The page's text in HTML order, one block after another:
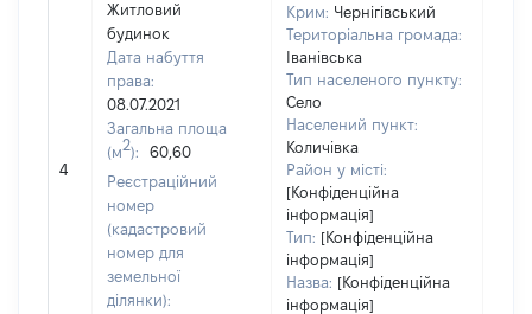
4
Житловий
будинок
Дата набуття
права:
08.07.2021
Загальна площа
(м2):
60,60
Реєстраційний
номер
(кадастровий
номер для
земельної
ділянки):
Крим: Чернігівський
Територіальна громада:
Іванівська
Тип населеного пункту:
Село
Населений пункт:
Количівка
Район у місті:
[Конфіденційна
інформація]
Тип: [Конфіденційна
інформація]
Назва: [Конфіденційна
інформація]